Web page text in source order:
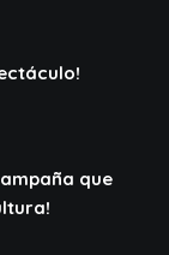
que